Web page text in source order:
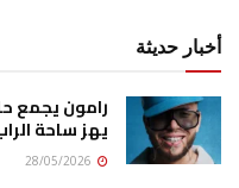
أخبار حديثة
رامون يجمع
يهز ساحة